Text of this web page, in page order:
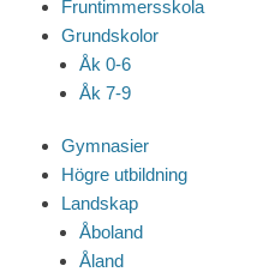
Fruntimmersskola
Grundskolor
Åk 0-6
Åk 7-9
Gymnasier
Högre utbildning
Landskap
Åboland
Åland